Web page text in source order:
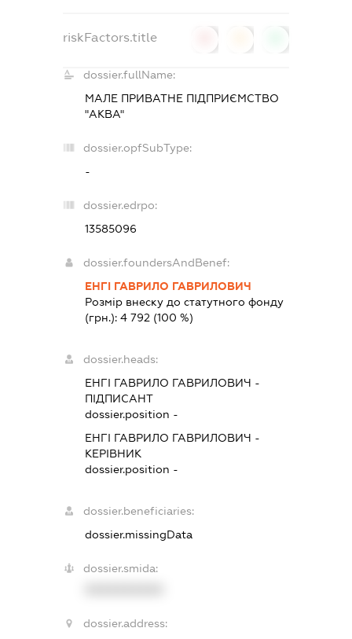
riskFactors.title
dossier.fullName:
МАЛЕ ПРИВАТНЕ ПІДПРИЄМСТВО
"АКВА"
dossier.opfSubType:
-
dossier.edrpo:
13585096
dossier.foundersAndBenef:
ЕНГІ ГАВРИЛО ГАВРИЛОВИЧ
Розмір внеску до статутного фонду
(грн.): 4 792 (100 %)
dossier.heads:
ЕНГІ ГАВРИЛО ГАВРИЛОВИЧ -
ПІДПИСАНТ
dossier.position -
ЕНГІ ГАВРИЛО ГАВРИЛОВИЧ -
КЕРІВНИК
dossier.position -
dossier.beneficiaries:
dossier.missingData
dossier.smida:
dossier.address: